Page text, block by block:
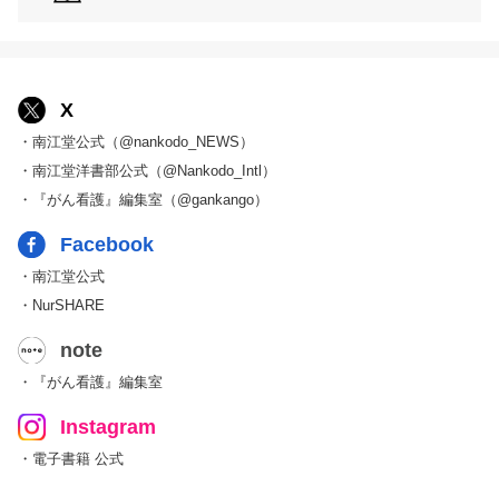
X
・南江堂公式（@nankodo_NEWS）
・南江堂洋書部公式（@Nankodo_Intl）
・『がん看護』編集室（@gankango）
Facebook
・南江堂公式
・NurSHARE
note
・『がん看護』編集室
Instagram
・電子書籍 公式